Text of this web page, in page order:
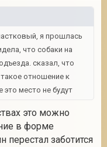
я прошлась
что собаки на
сказал, что
отношение к
место не будут
это можно
в форме
перестал заботится